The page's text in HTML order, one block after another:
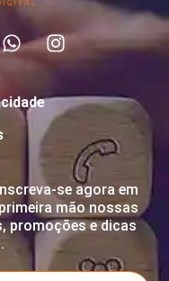
se agora em
mão nossas
promoções e dicas